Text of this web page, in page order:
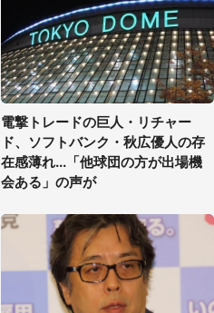
電撃トレードの巨人・リチャー
ド、ソフトバンク・秋広優人の存
在感薄れ...「他球団の方が出場機
会ある」の声が